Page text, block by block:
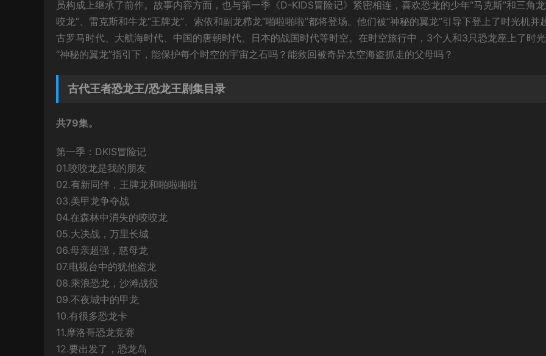
员构成上继承了前作。故事内容方面，也与第一季《D-KIDS冒险记》紧密相连，喜欢恐龙的少年“马克斯”和三角
咬龙”、雷克斯和牛龙“王牌龙”、索依和副龙栉龙“啪啦啪啦”都将登场。他们被“神秘的翼龙”引导下登上了时光机并
古罗马时代、大航海时代、中国的唐朝时代、日本的战国时代等时空。在时空旅行中，3个人和3只恐龙座上了时
“神秘的翼龙”指引下，能保护每个时空的宇宙之石吗？能救回被奇异太空海盗抓走的父母吗？
古代王者恐龙王/恐龙王剧集目录
共79集。
第一季：DKIS冒险记
01.咬咬龙是我的朋友
02.有新同伴，王牌龙和啪啦啪啦
03.美甲龙争夺战
04.在森林中消失的咬咬龙
05.大决战，万里长城
06.母亲超强，慈母龙
07.电视台中的犹他盗龙
08.乘浪恐龙，沙滩战役
09.不夜城中的甲龙
10.有很多恐龙卡
11.摩洛哥恐龙竞赛
12.要出发了，恐龙岛